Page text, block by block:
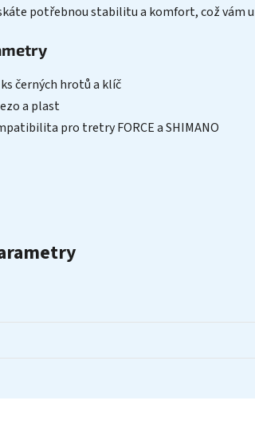
potřebnou stabilitu a komfort, což vám
černých hrotů a klíč
a plast
pro tretry FORCE a SHIMANO